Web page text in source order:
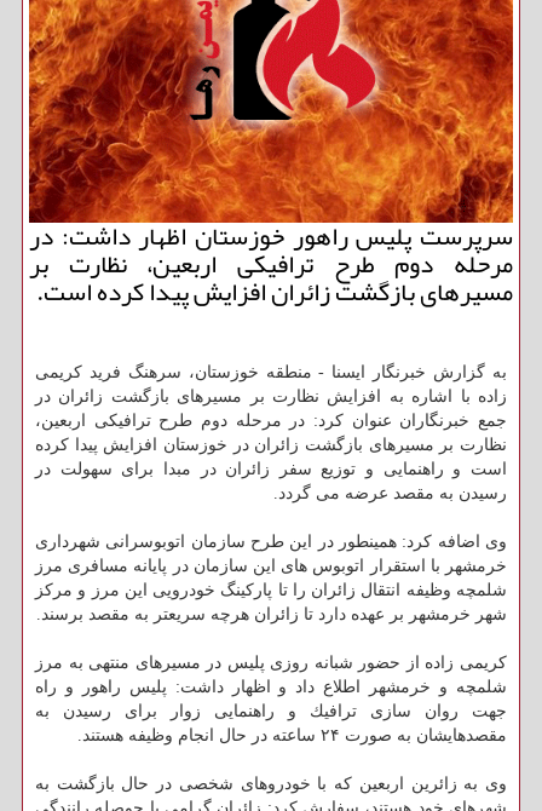
سرپرست پلیس راهور خوزستان اظهار داشت: در
مرحله دوم طرح ترافیكی اربعین، نظارت بر
مسیرهای بازگشت زائران افزایش پیدا كرده است.
به گزارش خبرنگار ایسنا - منطقه خوزستان، سرهنگ فرید كریمی
زاده با اشاره به افزایش نظارت بر مسیرهای بازگشت زائران در
جمع خبرنگاران عنوان كرد: در مرحله دوم طرح ترافیكی اربعین،
نظارت بر مسیرهای بازگشت زائران در خوزستان افزایش پیدا كرده
است و راهنمایی و توزیع سفر زائران در مبدا برای سهولت در
رسیدن به مقصد عرضه می گردد.
وی اضافه كرد: همینطور در این طرح سازمان اتوبوسرانی شهرداری
خرمشهر با استقرار اتوبوس های این سازمان در پایانه مسافری مرز
شلمچه وظیفه انتقال زائران را تا پاركینگ خودرویی این مرز و مركز
شهر خرمشهر بر عهده دارد تا زائران هرچه سریعتر به مقصد برسند.
كریمی زاده از حضور شبانه روزی پلیس در مسیرهای منتهی به مرز
شلمچه و خرمشهر اطلاع داد و اظهار داشت: پلیس راهور و راه
جهت روان سازی ترافیك و راهنمایی زوار برای رسیدن به
مقصدهایشان به صورت ۲۴ ساعته در حال انجام وظیفه هستند.
وی به زائرین اربعین كه با خودروهای شخصی در حال بازگشت به